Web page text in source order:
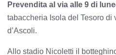
Prevendita al via alle 9 di
tabaccheria Isola del Tesoro di
d’Ascoli.
Allo stadio Nicoletti il